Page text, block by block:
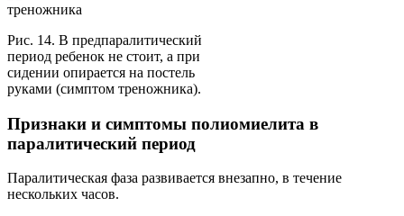
Рис. 14. В предпаралитический
период ребенок не стоит, а при
сидении опирается на постель
руками (симптом треножника).
Признаки и симптомы полиомиелита в
паралитический период
Паралитическая фаза развивается внезапно, в течение
нескольких часов.